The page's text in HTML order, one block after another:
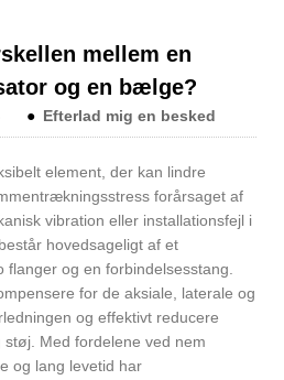
mellem en
og en bælge?
● Efterlad mig en besked
element, der kan lindre
forårsaget af
vibration eller installationsfejl i
hovedsageligt af et
flanger og en forbindelsesstang.
for de aksiale, laterale og
og effektivt reducere
Med fordelene ved nem
og lang levetid har